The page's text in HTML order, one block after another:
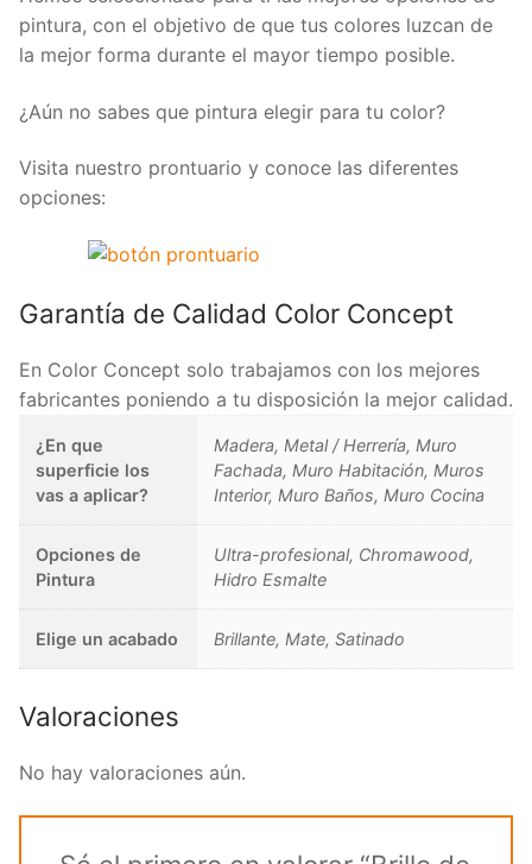
pintura, con el objetivo de que tus colores luzcan de
la mejor forma durante el mayor tiempo posible.
¿Aún no sabes que pintura elegir para tu color?
Visita nuestro prontuario y conoce las diferentes
opciones:
Garantía de Calidad Color Concept
En Color Concept solo trabajamos con los mejores
fabricantes poniendo a tu disposición la mejor calidad.
¿En que
superficie los
vas a aplicar?
Madera, Metal / Herrería, Muro
Fachada, Muro Habitación, Muros
Interior, Muro Baños, Muro Cocina
Opciones de
Pintura
Ultra-profesional, Chromawood,
Hidro Esmalte
Elige un acabado Brillante, Mate, Satinado
Valoraciones
No hay valoraciones aún.